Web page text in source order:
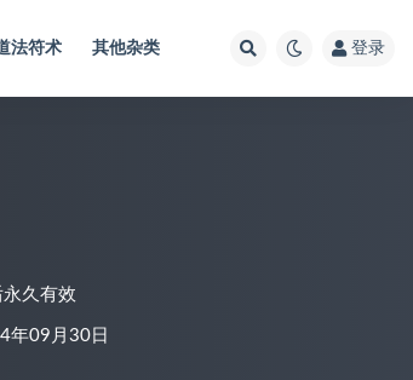
法符术 其他杂类 登录
久有效
年09月30日